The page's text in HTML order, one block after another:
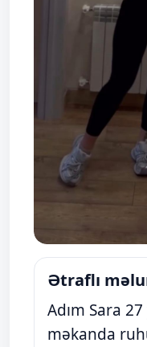
Ətraflı
Adım Sara
məkanda